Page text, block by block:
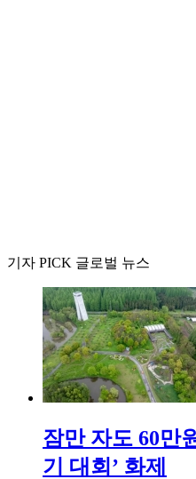
기자 PICK 글로벌 뉴스
잠만 자도 60만
기 대회’ 화제